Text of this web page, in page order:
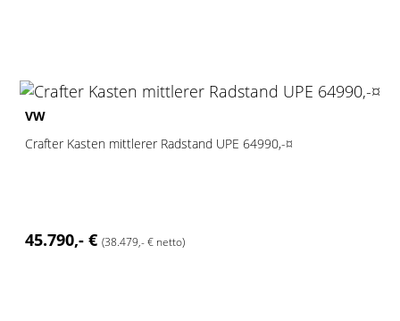
VW
Crafter Kasten mittlerer Radstand UPE 64990,-¤
45.790,- € (38.479,- € netto)